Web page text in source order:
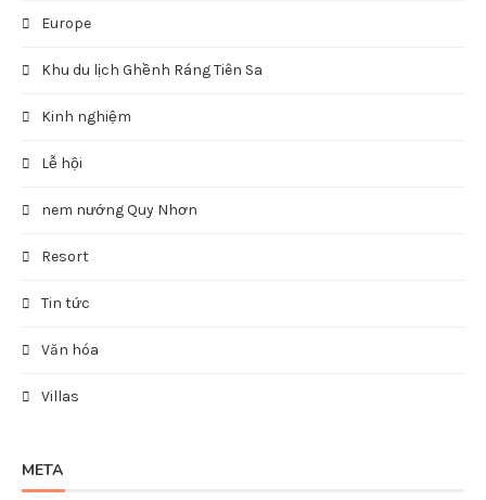
Europe
Khu du lịch Ghềnh Ráng Tiên Sa
Kinh nghiệm
Lễ hội
nem nướng Quy Nhơn
Resort
Tin tức
Văn hóa
Villas
META